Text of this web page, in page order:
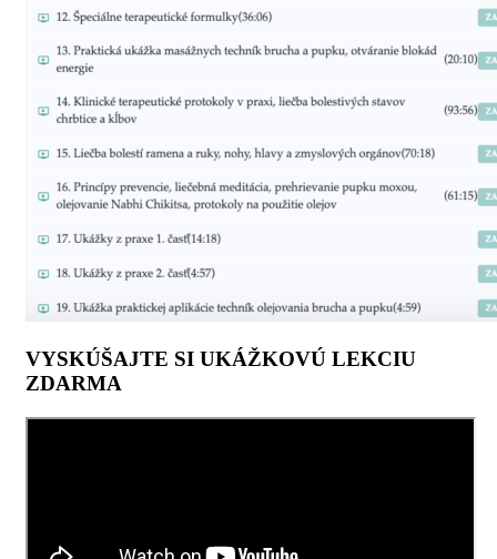
VYSKÚŠAJTE SI UKÁŽKOVÚ LEKCIU
ZDARMA